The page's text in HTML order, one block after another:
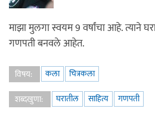
माझा मुलगा स्वयम 9 वर्षांचा आहे. त्याने
गणपती बनवले आहेत.
विषय: कला
चित्रकला
शब्दखुणा:
घरातील साहित्य गणपती